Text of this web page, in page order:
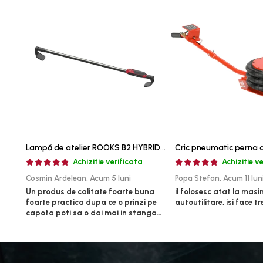
Sistem Vibro-Power
Sisteme de ridicare si sustinere
Truse de surubelnite
Masini de dejantat roti
Masini de echilibrat roti
Piese de schimb
Lampă de atelier ROOKS B2 HYBRID pentru capotă, 2000 lumeni, 5000 mAh
Achizitie verificata
Cosmin Ardelean, Acum 5 luni
Un produs de calitate foarte buna
foarte practica dupa ce o prinzi pe
capota poti sa o dai mai in stanga
destul de mult dar daca o bagi la
Achizitie
Popa Stefan, Acum 11 luni
il folosesc atat la
autoutilitare, isi face